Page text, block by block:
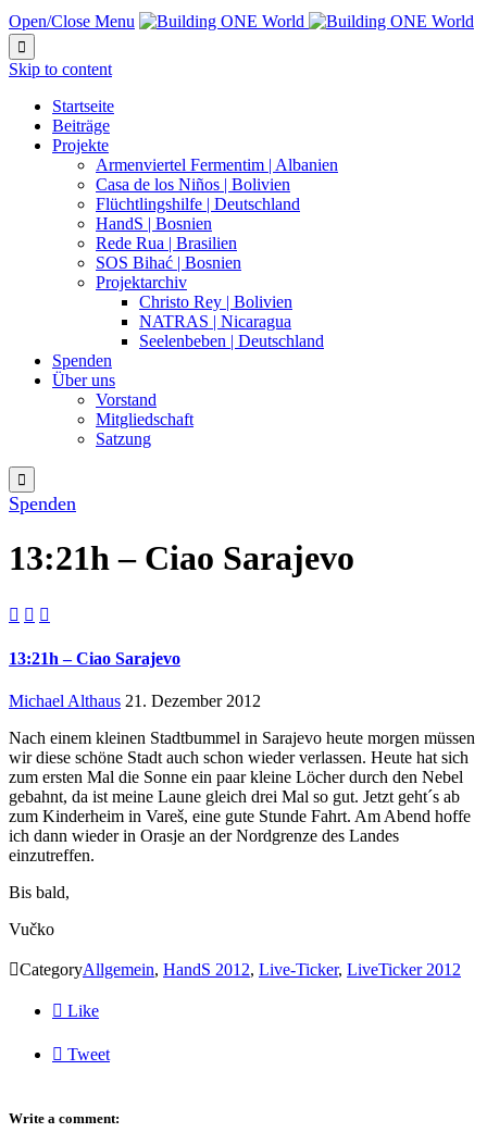
Open/Close Menu

Skip to content
Startseite
Beiträge
Projekte
Armenviertel Fermentim | Albanien
Casa de los Niños | Bolivien
Flüchtlingshilfe | Deutschland
HandS | Bosnien
Rede Rua | Brasilien
SOS Bihać | Bosnien
Projektarchiv
Christo Rey | Bolivien
NATRAS | Nicaragua
Seelenbeben | Deutschland
Spenden
Über uns
Vorstand
Mitgliedschaft
Satzung

Spenden
13:21h – Ciao Sarajevo
  
13:21h – Ciao Sarajevo
Michael Althaus 21. Dezember 2012
Nach einem kleinen Stadtbummel in Sarajevo heute morgen müssen
wir diese schöne Stadt auch schon wieder verlassen. Heute hat sich
zum ersten Mal die Sonne ein paar kleine Löcher durch den Nebel
gebahnt, da ist meine Laune gleich drei Mal so gut. Jetzt geht´s ab
zum Kinderheim in Vareš, eine gute Stunde Fahrt. Am Abend hoffe
ich dann wieder in Orasje an der Nordgrenze des Landes
einzutreffen.
Bis bald,
Vučko
CategoryAllgemein, HandS 2012, Live-Ticker, LiveTicker 2012
 Like
 Tweet
Write a comment: